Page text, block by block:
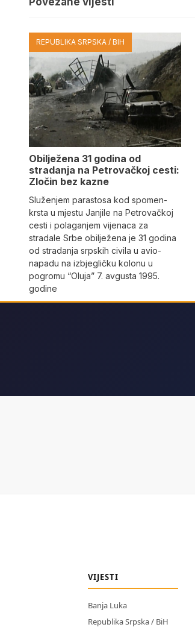
REPUBLIKA SRPSKA / BIH
Obilježena 31 godina od
stradanja na Petrovačkoj cesti:
Zločin bez kazne
Služenjem parastosa kod spomen-
krsta u mjestu Janjile na Petrovačkoj
cesti i polaganjem vijenaca za
stradale Srbe obilježena je 31 godina
od stradanja srpskih civila u avio-
napadu na izbjegličku kolonu u
pogromu “Oluja” 7. avgusta 1995.
godine
VIJESTI
Banja Luka
Republika Srpska / BiH